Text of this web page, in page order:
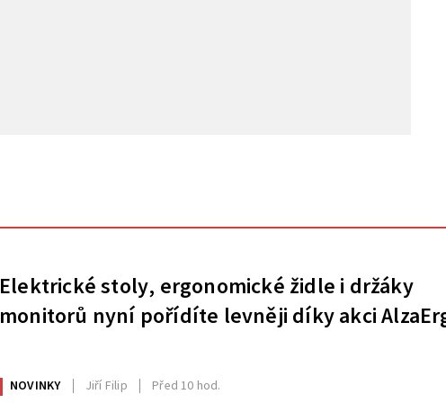
Elektrické stoly, ergonomické židle i držáky
monitorů nyní pořídíte levněji díky akci
NOVINKY Jiří Filip Před 10 hod.